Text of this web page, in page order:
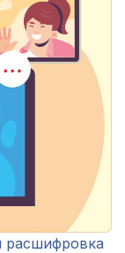
расшифровка